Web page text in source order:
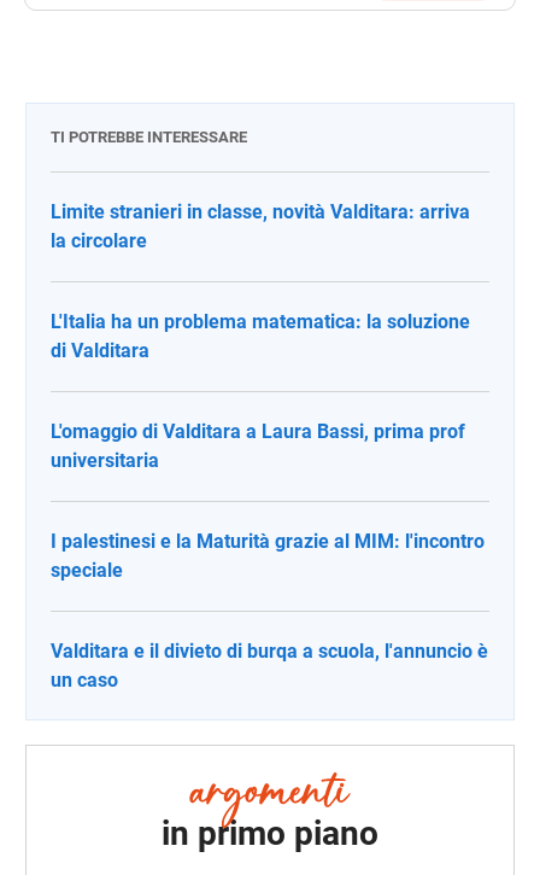
TI POTREBBE INTERESSARE
Limite stranieri in classe, novità Valditara: arriva
la circolare
L'Italia ha un problema matematica: la soluzione
di Valditara
L'omaggio di Valditara a Laura Bassi, prima prof
universitaria
I palestinesi e la Maturità grazie al MIM: l'incontro
speciale
Valditara e il divieto di burqa a scuola, l'annuncio è
un caso
in primo piano